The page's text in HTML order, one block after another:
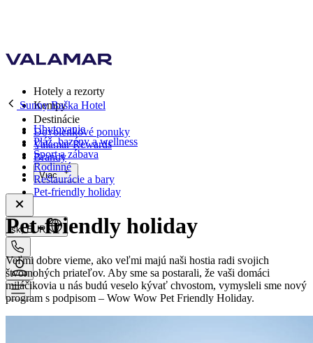
Hotely a rezorty
Kempy
Destinácie
Dovolenkové ponuky
Valamar Rewards
Brandy
Viac
sk, EUR
Sunny Baška Hotel
Ubytovanie
Pláž, bazény a wellness
Šport a zábava
Rodinné
Reštaurácie a bary
Pet-friendly holiday
Pet-friendly holiday
Veľmi dobre vieme, ako veľmi majú naši hostia radi svojich
štvornohých priateľov. Aby sme sa postarali, že vaši domáci
miláčikovia u nás budú veselo kývať chvostom, vymysleli sme nový
program s podpisom – Wow Wow Pet Friendly Holiday.